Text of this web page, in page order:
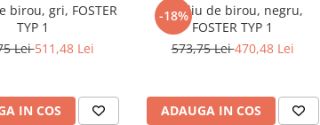
birou, gri, FOSTER
TYP 1
Lei511,48 Lei
IN COS
-18%
Fotoliu de birou, negru,
FOSTER TYP 1
573,75 Lei470,48 Lei
ADAUGA IN COS